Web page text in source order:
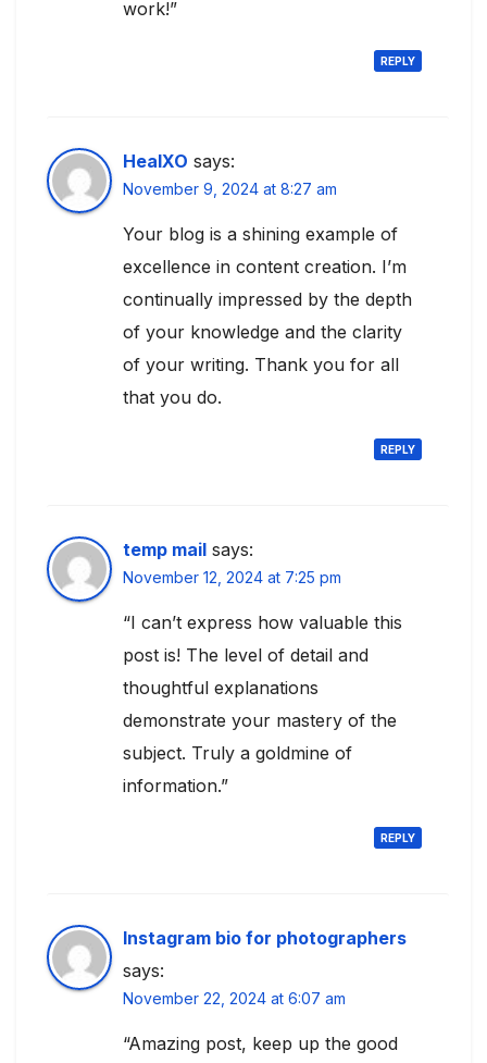
work!”
REPLY
HealXO says:
November 9, 2024 at 8:27 am
Your blog is a shining example of
excellence in content creation. I’m
continually impressed by the depth
of your knowledge and the clarity
of your writing. Thank you for all
that you do.
REPLY
temp mail says:
November 12, 2024 at 7:25 pm
“I can’t express how valuable this
post is! The level of detail and
thoughtful explanations
demonstrate your mastery of the
subject. Truly a goldmine of
information.”
REPLY
Instagram bio for photographers
says:
November 22, 2024 at 6:07 am
“Amazing post, keep up the good